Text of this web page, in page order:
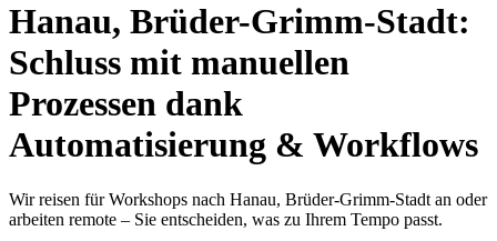
Hanau, Brüder-Grimm-Stadt:
Schluss mit manuellen
Prozessen dank
Automatisierung & Workflows
Wir reisen für Workshops nach Hanau, Brüder-Grimm-Stadt an oder
arbeiten remote – Sie entscheiden, was zu Ihrem Tempo passt.